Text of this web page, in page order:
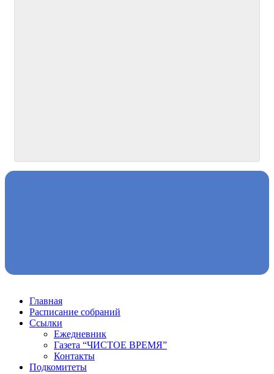
Главная
Расписание собраний
Ссылки
Ежедневник
Газета “ЧИСТОЕ ВРЕМЯ”
Контакты
Подкомитеты